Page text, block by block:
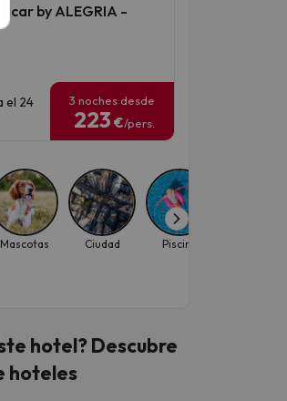
by ALEGRIA -
el 24
3 noches desde
223 €/pers.
Mascotas Ciudad Piscina
hotel? Descubre
hoteles